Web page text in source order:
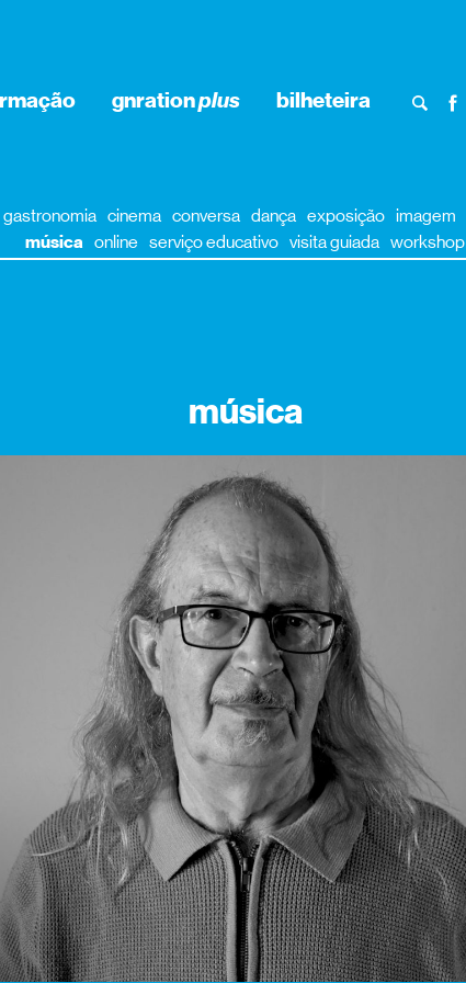
gnrationplus bilheteira
gastronomia cinema conversa dança exposição imagem
música online serviço educativo visita guiada workshop
música